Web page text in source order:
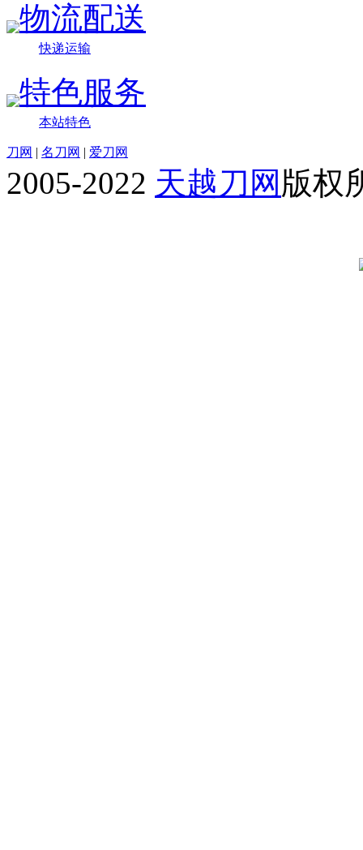
物流配送
快递运输
特色服务
本站特色
刀网 | 名刀网 | 爱刀网
2005-2022 天越刀网 版权